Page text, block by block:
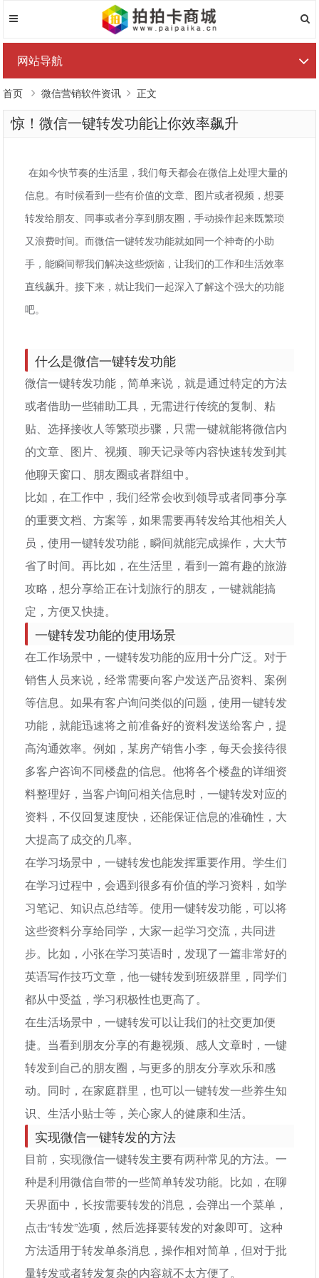
网站导航
首页 微信营销软件资讯 正文
惊！微信一键转发功能让你效率飙升
在如今快节奏的生活里，我们每天都会在微信上处理大量的
信息。有时候看到一些有价值的文章、图片或者视频，想要
转发给朋友、同事或者分享到朋友圈，手动操作起来既繁琐
又浪费时间。而微信一键转发功能就如同一个神奇的小助
手，能瞬间帮我们解决这些烦恼，让我们的工作和生活效率
直线飙升。接下来，就让我们一起深入了解这个强大的功能
吧。
什么是微信一键转发功能
微信一键转发功能，简单来说，就是通过特定的方法
或者借助一些辅助工具，无需进行传统的复制、粘
贴、选择接收人等繁琐步骤，只需一键就能将微信内
的文章、图片、视频、聊天记录等内容快速转发到其
他聊天窗口、朋友圈或者群组中。
比如，在工作中，我们经常会收到领导或者同事分享
的重要文档、方案等，如果需要再转发给其他相关人
员，使用一键转发功能，瞬间就能完成操作，大大节
省了时间。再比如，在生活里，看到一篇有趣的旅游
攻略，想分享给正在计划旅行的朋友，一键就能搞
定，方便又快捷。
一键转发功能的使用场景
在工作场景中，一键转发功能的应用十分广泛。对于
销售人员来说，经常需要向客户发送产品资料、案例
等信息。如果有客户询问类似的问题，使用一键转发
功能，就能迅速将之前准备好的资料发送给客户，提
高沟通效率。例如，某房产销售小李，每天会接待很
多客户咨询不同楼盘的信息。他将各个楼盘的详细资
料整理好，当客户询问相关信息时，一键转发对应的
资料，不仅回复速度快，还能保证信息的准确性，大
大提高了成交的几率。
在学习场景中，一键转发也能发挥重要作用。学生们
在学习过程中，会遇到很多有价值的学习资料，如学
习笔记、知识点总结等。使用一键转发功能，可以将
这些资料分享给同学，大家一起学习交流，共同进
步。比如，小张在学习英语时，发现了一篇非常好的
英语写作技巧文章，他一键转发到班级群里，同学们
都从中受益，学习积极性也更高了。
在生活场景中，一键转发可以让我们的社交更加便
捷。当看到朋友分享的有趣视频、感人文章时，一键
转发到自己的朋友圈，与更多的朋友分享欢乐和感
动。同时，在家庭群里，也可以一键转发一些养生知
识、生活小贴士等，关心家人的健康和生活。
实现微信一键转发的方法
目前，实现微信一键转发主要有两种常见的方法。一
种是利用微信自带的一些简单转发功能。比如，在聊
天界面中，长按需要转发的消息，会弹出一个菜单，
点击“转发”选项，然后选择要转发的对象即可。这种
方法适用于转发单条消息，操作相对简单，但对于批
量转发或者转发复杂的内容就不太方便了。